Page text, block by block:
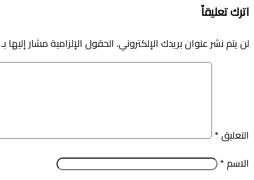
اترك تعليقاً
لن يتم نشر عنوان بريدك الإلكتروني. الحقول الإلزامية مشار إليها بـ
التعليق*
الاسم*